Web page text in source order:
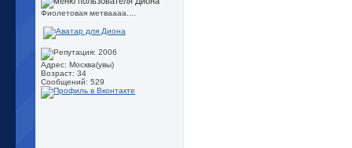
Фиолетовая метваааа....
Адрес: Москва(увы)
Возраст: 34
Сообщений: 529